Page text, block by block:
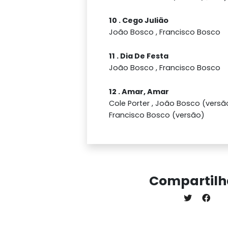
10 . Cego Julião
João Bosco , Francisco Bosco
11 . Dia De Festa
João Bosco , Francisco Bosco
12 . Amar, Amar
Cole Porter , João Bosco
Francisco Bosco (versão)